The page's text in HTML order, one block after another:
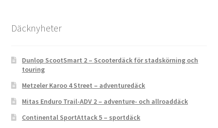
Däcknyheter
Dunlop ScootSmart 2 – Scooterdäck för stadskörning och
touring
Metzeler Karoo 4 Street – adventuredäck
Mitas Enduro Trail-ADV 2 – adventure- och allroaddäck
Continental SportAttack 5 – sportdäck